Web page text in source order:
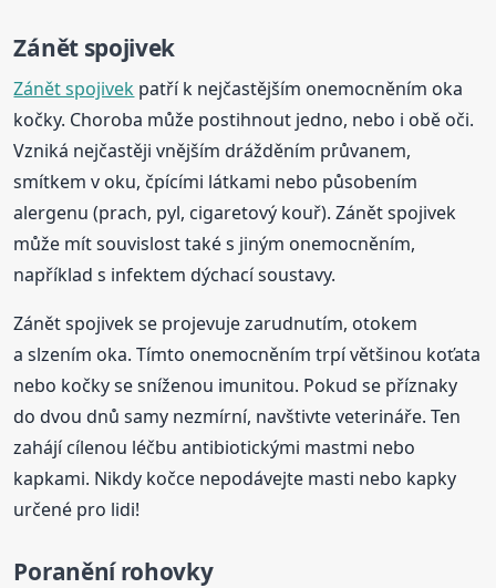
Zánět spojivek
Zánět spojivek patří k nejčastějším onemocněním oka
kočky. Choroba může postihnout jedno, nebo i obě oči.
Vzniká nejčastěji vnějším drážděním průvanem,
smítkem v oku, čpícími látkami nebo působením
alergenu (prach, pyl, cigaretový kouř). Zánět spojivek
může mít souvislost také s jiným onemocněním,
například s infektem dýchací soustavy.
Zánět spojivek se projevuje zarudnutím, otokem
a slzením oka. Tímto onemocněním trpí většinou koťata
nebo kočky se sníženou imunitou. Pokud se příznaky
do dvou dnů samy nezmírní, navštivte veterináře. Ten
zahájí cílenou léčbu antibiotickými mastmi nebo
kapkami. Nikdy kočce nepodávejte masti nebo kapky
určené pro lidi!
Poranění rohovky